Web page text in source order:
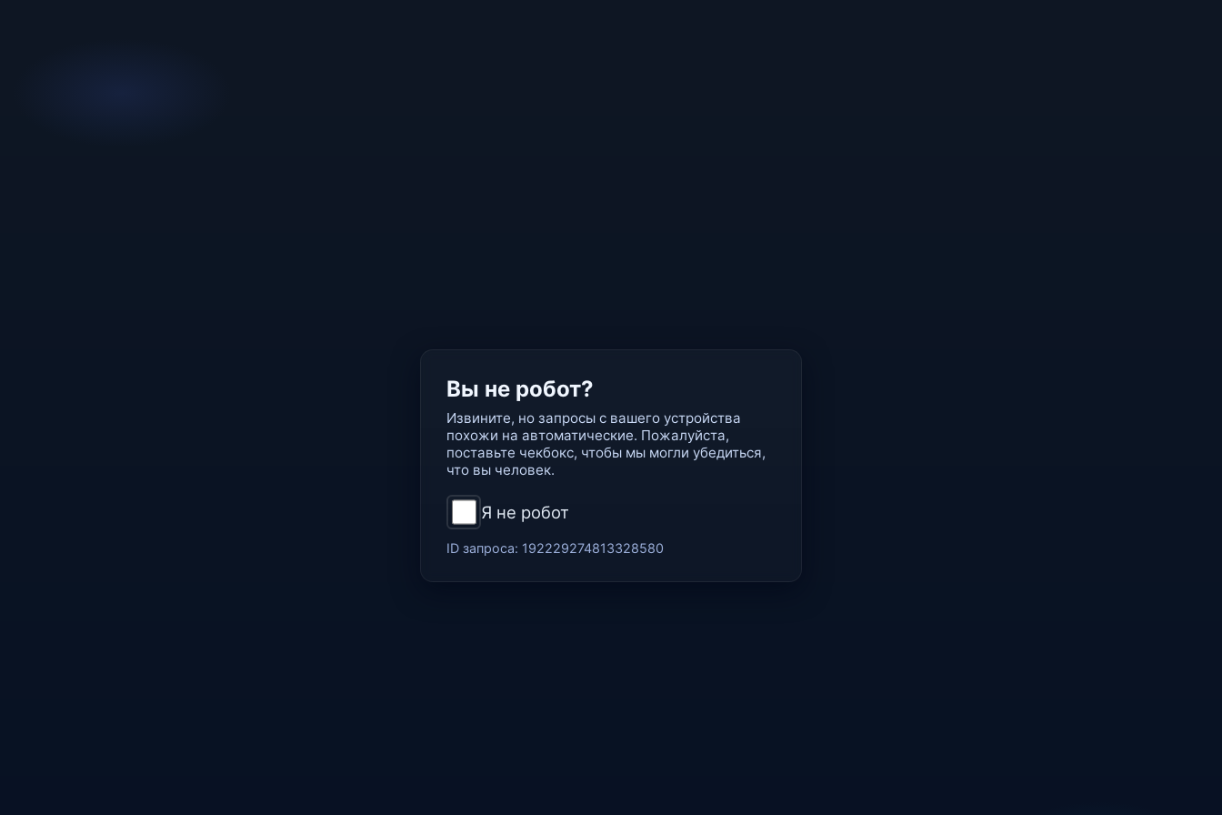
Вы не робот?
Извините, но запросы с вашего устройства
похожи на автоматические. Пожалуйста,
поставьте чекбокс, чтобы мы могли убедиться,
что вы человек.
Я не робот
ID запроса: 192229274813328580